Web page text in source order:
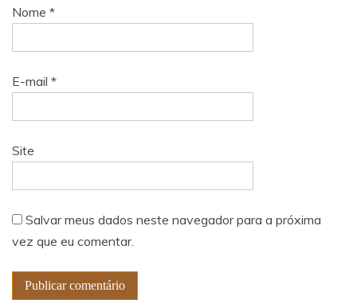
Nome *
E-mail *
Site
Salvar meus dados neste navegador para a próxima
vez que eu comentar.